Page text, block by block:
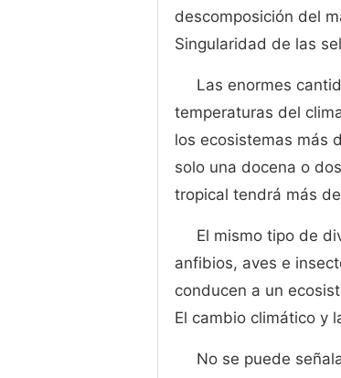
descomposición del
Singularidad de las
Las enormes
temperaturas del
los ecosistemas más
solo una docena o
tropical tendrá más
El mismo tipo de
anfibios, aves e
conducen a un
El cambio climático y
No se puede